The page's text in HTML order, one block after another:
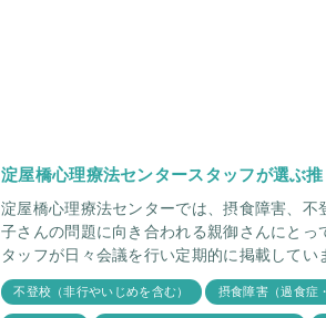
淀屋橋心理療法センタースタッフが選ぶ推
淀屋橋心理療法センターでは、摂食障害、
子さんの問題に向き合われる親御さんにと
タッフが日々会議を行い定期的に掲載してい
不登校（非行やいじめを含む） 摂食障害（過食症